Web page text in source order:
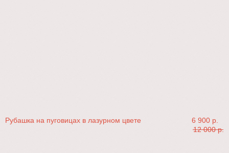
Рубашка на пуговицах в лазурном цвете 6 900 р.
12 000 р.